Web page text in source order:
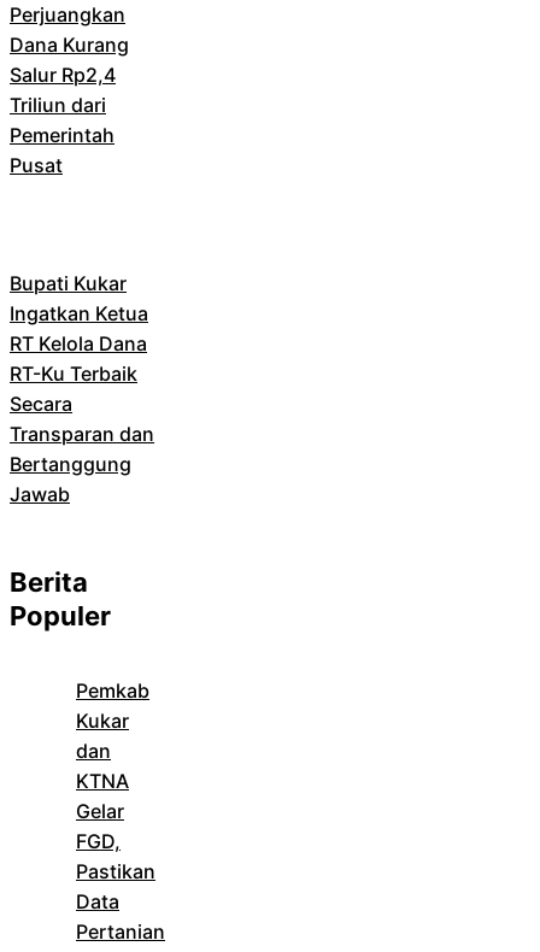
Perjuangkan
Dana Kurang
Salur Rp2,4
Triliun dari
Pemerintah
Pusat
Bupati Kukar
Ingatkan Ketua
RT Kelola Dana
RT-Ku Terbaik
Secara
Transparan dan
Bertanggung
Jawab
Berita
Populer
Pemkab
Kukar
dan
KTNA
Gelar
FGD,
Pastikan
Data
Pertanian